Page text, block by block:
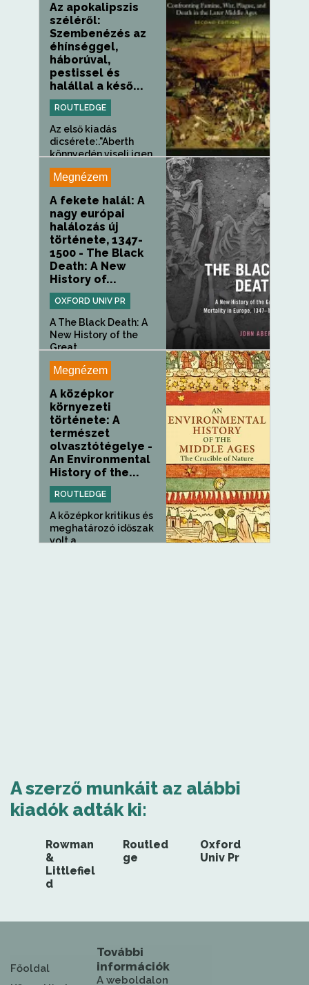
Az apokalipszis
széléről:
Szembenézés az
éhínséggel,
háborúval,
pestissel és
halállal a késő...
ROUTLEDGE
Az első kiadás
dicsérete:."Aberth
könnyedén viseli igen...
Megnézem
A fekete halál: A
nagy európai
halálozás új
története, 1347-
1500 - The Black
Death: A New
History of...
OXFORD UNIV PR
A The Black Death: A
New History of the
Great...
Megnézem
A középkor
környezeti
története: A
természet
olvasztótégelye -
An Environmental
History of the...
ROUTLEDGE
A középkor kritikus és
meghatározó időszak
volt a...
A szerző munkáit az alábbi
kiadók adták ki:
Rowman
&
Littlefiel
d
Routled
ge
Oxford
Univ Pr
Főoldal
További
információk
A weboldalon